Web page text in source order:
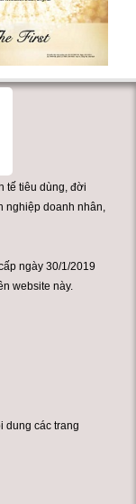
tế tiêu dùng, đời
nghiệp doanh nhân,
ngày 30/1/2019
website này.
dung các trang